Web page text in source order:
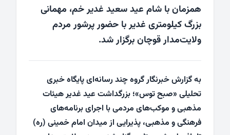
همزمان با شام عید سعید غدیر خم، مهمانی
بزرگ کیلومتری غدیر با حضور پرشور مردم
ولایت‌مدار قوچان برگزار شد.
به گزارش خبرنگار گروه چند رسانه‌ای پایگاه خبری
تحلیلی «صبح توس»؛ بزرگداشت عید غدیر هیئات
مذهبی و موکب‌های مردمی با اجرای برنامه‌های
فرهنگی و مذهبی، پذیرایی از میدان امام خمینی (ره)